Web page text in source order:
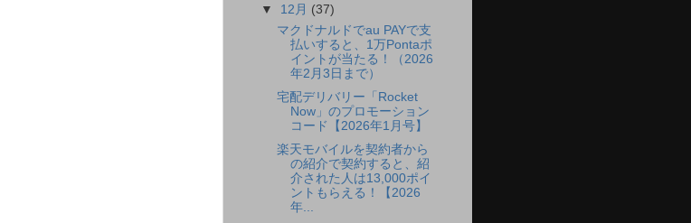
▼ 12月 (37)
マクドナルドでau PAYで支
払いすると、1万Pontaポ
イントが当たる！（2026
年2月3日まで）
宅配デリバリー「Rocket
Now」のプロモーション
コード【2026年1月号】
楽天モバイルを契約者から
の紹介で契約すると、紹
介された人は13,000ポイ
ントもらえる！【2026
年...